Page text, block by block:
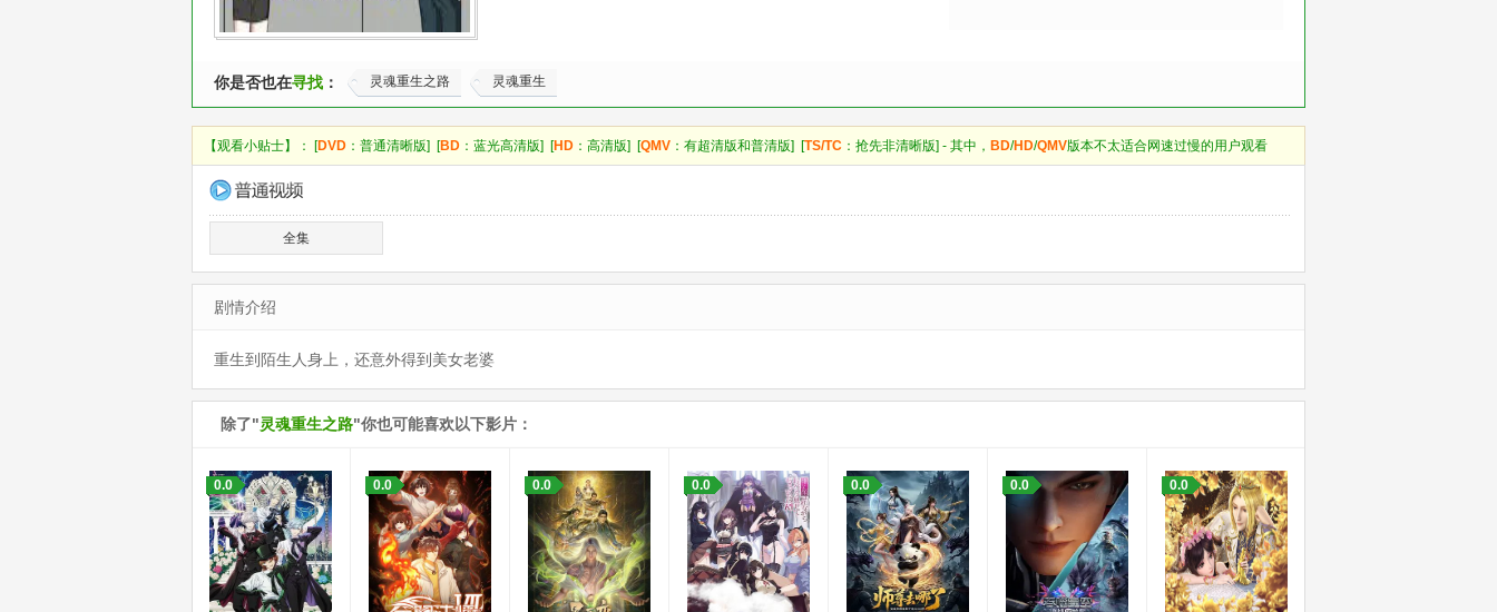
你是否也在寻找 ： 灵魂重生之路 灵魂重生
【观看小贴士】： [DVD ：普通清晰版] [BD ：蓝光高清版] [HD ：高清版] [QMV ：有超清版和普清版] [TS/TC ：抢先非清晰版] - 其中， BD/HD/QMV版本不太适合网速过慢的用户观看
全集
剧情介绍
重生到陌生人身上，还意外得到美女老婆
除了"灵魂重生之路"你也可能喜欢以下影片：
0.0 0.0 0.0 0.0 0.0 0.0 0.0